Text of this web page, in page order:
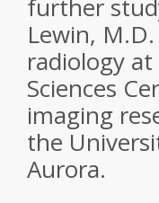
further
Lewin,
radiology
Sciences
imaging
the
Aurora.